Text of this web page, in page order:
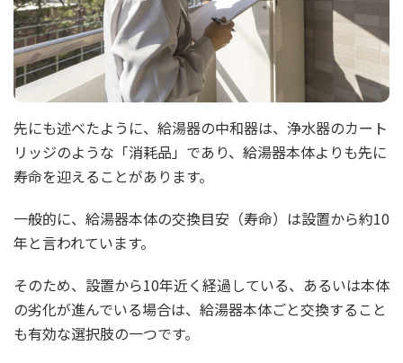
先にも述べたように、給湯器の中和器は、浄水器のカート
リッジのような「消耗品」であり、給湯器本体よりも先に
寿命を迎えることがあります。
一般的に、給湯器本体の交換目安（寿命）は設置から約10
年と言われています。
そのため、設置から10年近く経過している、あるいは本体
の劣化が進んでいる場合は、給湯器本体ごと交換すること
も有効な選択肢の一つです。